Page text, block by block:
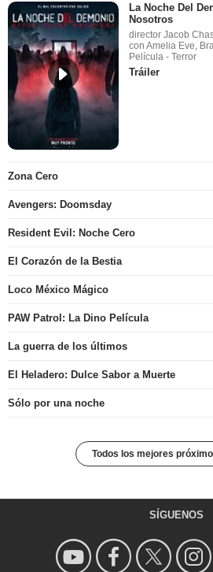
La Noche Del
Nosotros
director Jacob
con Amelia Eve,
Película - Terror
Tráiler
Zona Cero
Avengers: Doomsday
Resident Evil: Noche Cero
El Corazón de la Bestia
Loco México Mágico
PAW Patrol: La Dino Película
La guerra de los últimos
El Heladero: Dulce Sabor a Muerte
Sólo por una noche
Todos los mejores
SÍGUENOS